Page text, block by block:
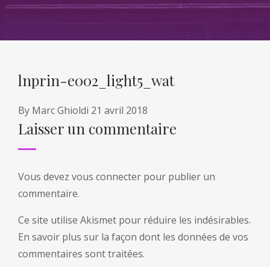
lnprin-e002_light5_wat
By Marc Ghioldi 21 avril 2018
Laisser un commentaire
Vous devez vous connecter pour publier un
commentaire.
Ce site utilise Akismet pour réduire les indésirables.
En savoir plus sur la façon dont les données de vos
commentaires sont traitées.